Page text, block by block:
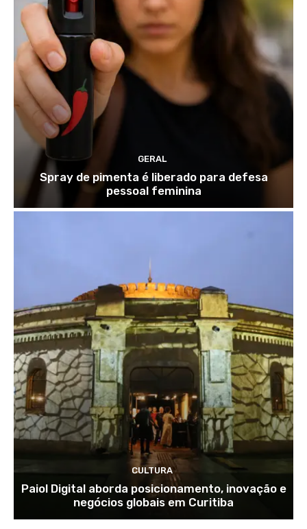
GERAL
Spray de pimenta é liberado para defesa
pessoal feminina
CULTURA
Paiol Digital aborda posicionamento, inovação e
negócios globais em Curitiba